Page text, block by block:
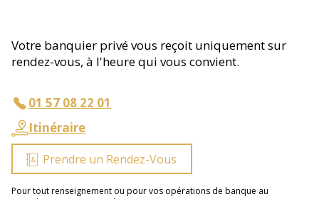
Votre banquier privé vous reçoit uniquement sur
rendez-vous, à l'heure qui vous convient.
01 57 08 22 01
Itinéraire
Prendre un Rendez-Vous
Pour tout renseignement ou pour vos opérations de banque au